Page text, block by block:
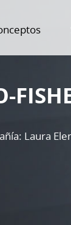
Laura